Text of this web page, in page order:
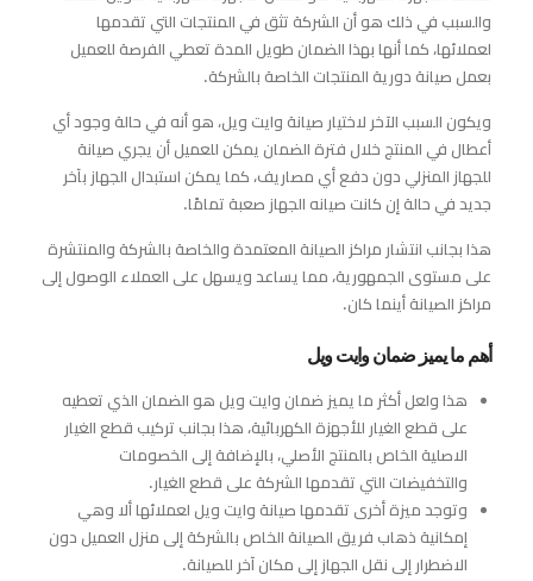
والسبب في ذلك هو أن الشركة تثق في المنتجات التي تقدمها
لعملائها، كما أنها بهذا الضمان طويل المدة تعطي الفرصة للعميل
بعمل صيانة دورية المنتجات الخاصة بالشركة.
ويكون السبب الآخر لاختيار صيانة وايت ويل، هو أنه في حالة وجود أي
أعطال في المنتج خلال فترة الضمان يمكن للعميل أن يجري صيانة
للجهاز المنزلي دون دفع أي مصاريف، كما يمكن استبدال الجهاز بآخر
جديد في حالة إن كانت صيانه الجهاز صعبة تمامًا.
هذا بجانب انتشار مراكز الصيانة المعتمدة والخاصة بالشركة والمنتشرة
على مستوى الجمهورية، مما يساعد ويسهل على العملاء الوصول إلى
مراكز الصيانة أينما كان.
أهم ما يميز ضمان وايت ويل
هذا ولعل أكثر ما يميز ضمان وايت ويل هو الضمان الذي تعطيه
على قطع الغيار للأجهزة الكهربائية، هذا بجانب تركيب قطع الغيار
الاصلية الخاص بالمنتج الأصلي، بالإضافة إلى الخصومات
والتخفيضات التي تقدمها الشركة على قطع الغيار.
وتوجد ميزة أخرى تقدمها صيانة وايت ويل لعملائها ألا وهي
إمكانية ذهاب فريق الصيانة الخاص بالشركة إلى منزل العميل دون
الاضطرار إلى نقل الجهاز إلى مكان آخر للصيانة.